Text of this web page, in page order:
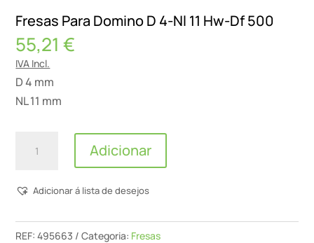
Fresas Para Domino D 4-Nl 11 Hw-Df 500
55,21€
IVA Incl.
D 4 mm
NL 11 mm
Quantidade
Para
D
Adicionar
Adicionar á lista de desejos
REF:495663 Categoria: Fresas